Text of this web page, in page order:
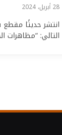
28 أبريل، 2024
انتشر حديثًا
التالي: “مظاهرات